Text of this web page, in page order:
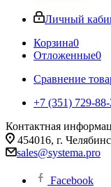
Личный
Корзина0
Отложенные0
Сравнение
+7 (351) 729-
Контактная
454016, г.
sales@systema.pro
Facebook